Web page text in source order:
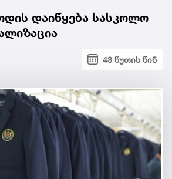
დაიწყება სასკოლო
43 წუთის წინ